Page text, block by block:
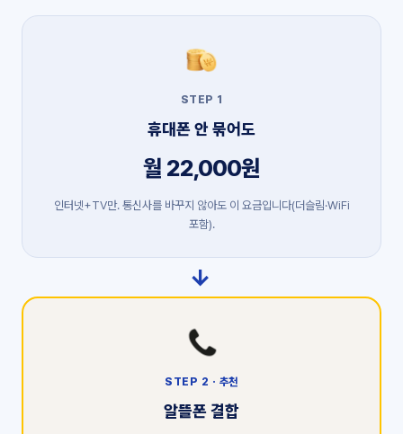
STEP 1
휴대폰 안 묶어도
월 22,000원
인터넷+TV만. 통신사를 바꾸지 않아도 이 요금입니다(더슬림·WiFi
포함).
→
STEP 2 · 추천
알뜰폰 결합